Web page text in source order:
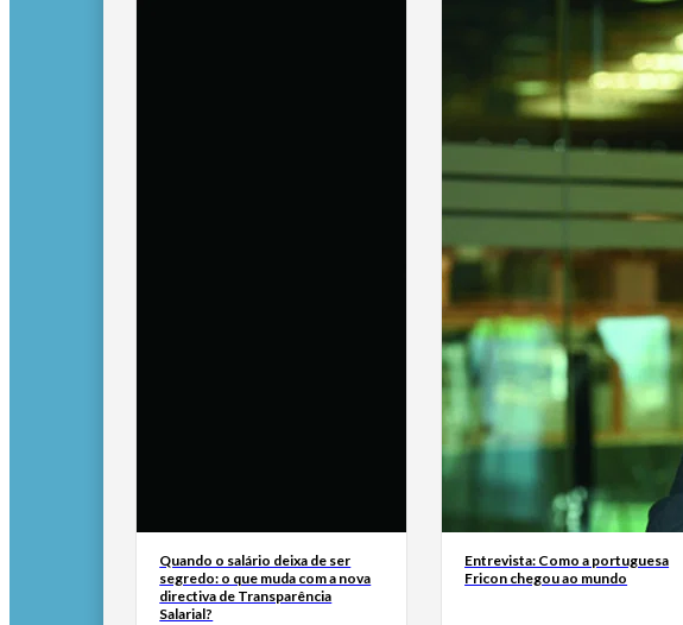
Quando o salário deixa de ser
segredo: o que muda com a nova
directiva de Transparência
Salarial?
Entrevista: Como a portuguesa
Fricon chegou ao mundo